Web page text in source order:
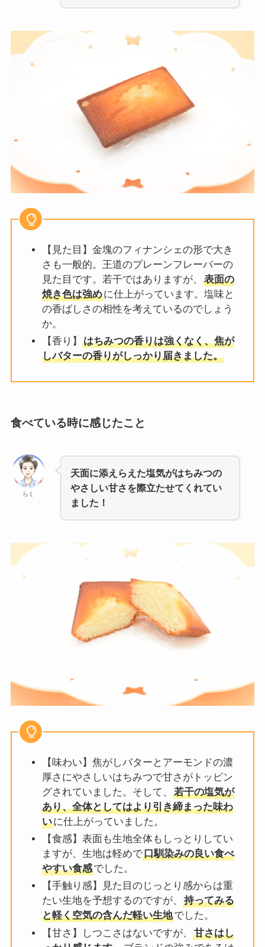
【見た目】金塊のフィナンシェの形で大き
さも一般的。王道のプレーンフレーバーの
見た目です。若干ではありますが、
表面の
焼き色は強めに仕上がっています。塩味と
の香ばしさの相性を考えているのでしょう
か。
【香り】
はちみつの香りは強くなく、焦が
しバターの香りがしっかり届きました。
食べている時に感じたこと
らく
天面に添えらえた塩気がはちみつの
やさしい甘さを際立たせてくれてい
ました！
【味わい】焦がしバターとアーモンドの濃
厚さにやさしいはちみつで甘さがトッピン
グされていました。そして、
若干の塩気が
あり、全体としてはより引き締まった味わ
いに仕上がっていました。
【食感】表面も生地全体もしっとりしてい
ますが、生地は軽めで口馴染みの良い食べ
やすい食感でした。
【手触り感】見た目のじっとり感からは重
たい生地を予想するのですが、
持ってみる
と軽く空気の含んだ軽い生地でした。
【甘さ】しつこさはないですが、
甘さはし